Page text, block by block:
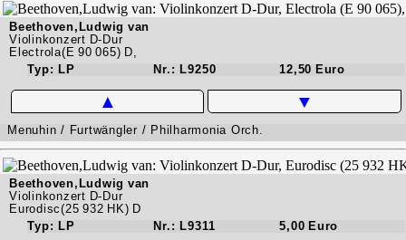
Beethoven,Ludwig van
Violinkonzert D-Dur
Electrola(E 90 065) D,
Typ: LP
Nr.: L9250 12,50 Euro
▲ ▼
Menuhin / Furtwängler / Philharmonia Orch.
Beethoven,Ludwig van
Violinkonzert D-Dur
Eurodisc(25 932 HK) D
Typ: LP
Nr.: L9311 5,00 Euro